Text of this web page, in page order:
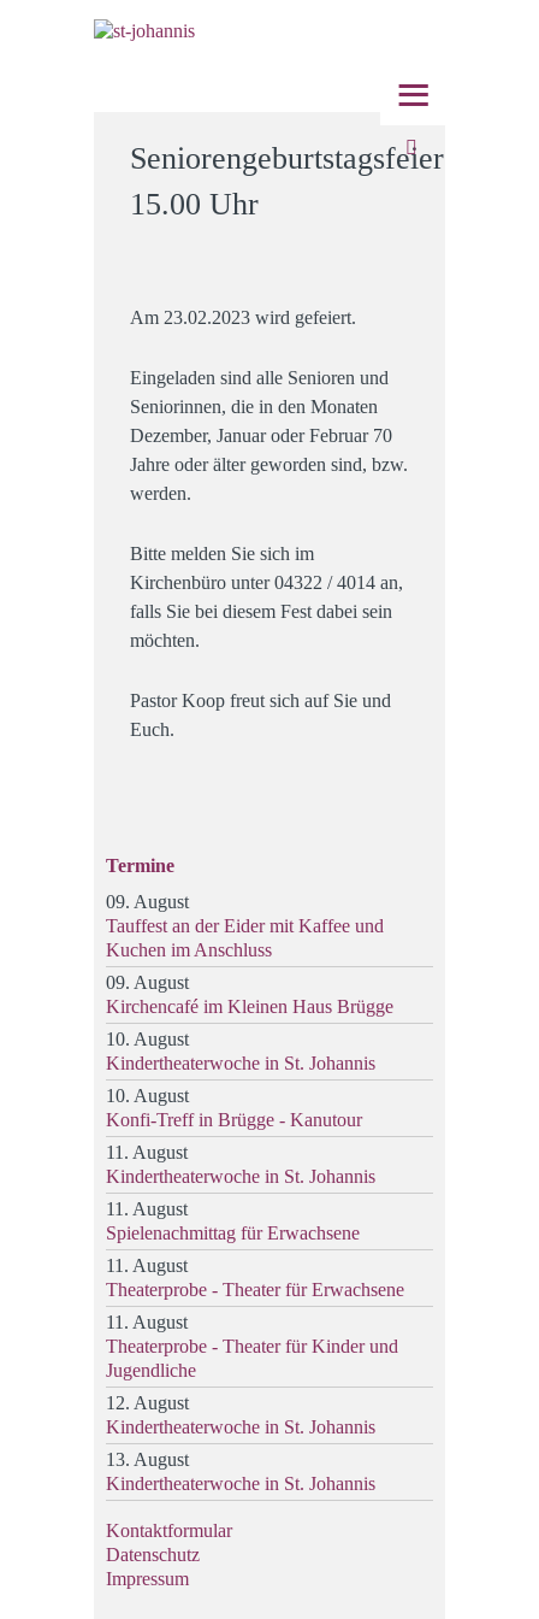
≡
Seniorengeburtstagsfeier
15.00 Uhr
Am 23.02.2023 wird gefeiert.
Eingeladen sind alle Senioren und
Seniorinnen, die in den Monaten
Dezember, Januar oder Februar 70
Jahre oder älter geworden sind, bzw.
werden.
Bitte melden Sie sich im
Kirchenbüro unter 04322 / 4014 an,
falls Sie bei diesem Fest dabei sein
möchten.
Pastor Koop freut sich auf Sie und
Euch.
Termine
09. August
Tauffest an der Eider mit Kaffee und
Kuchen im Anschluss
09. August
Kirchencafé im Kleinen Haus Brügge
10. August
Kindertheaterwoche in St. Johannis
10. August
Konfi-Treff in Brügge - Kanutour
11. August
Kindertheaterwoche in St. Johannis
11. August
Spielenachmittag für Erwachsene
11. August
Theaterprobe - Theater für Erwachsene
11. August
Theaterprobe - Theater für Kinder und
Jugendliche
12. August
Kindertheaterwoche in St. Johannis
13. August
Kindertheaterwoche in St. Johannis
Kontaktformular
Datenschutz
Impressum